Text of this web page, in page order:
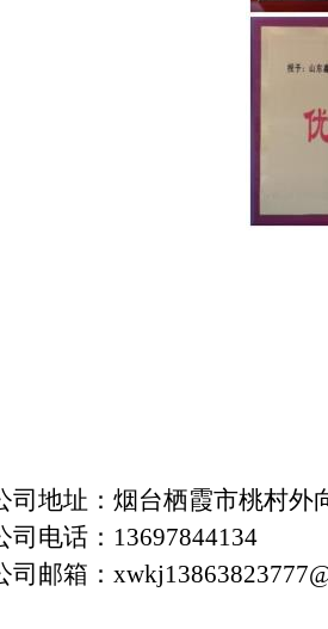
司地址：烟台栖霞市桃村外
司电话：13697844134
司邮箱：